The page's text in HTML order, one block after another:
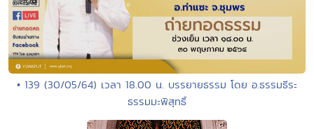
• 139 (30/05/64) เวลา 18.00 น. บรรยายธรรม โดย อ.ธรรมธีระ
ธรรมมะพิสุทธิ์